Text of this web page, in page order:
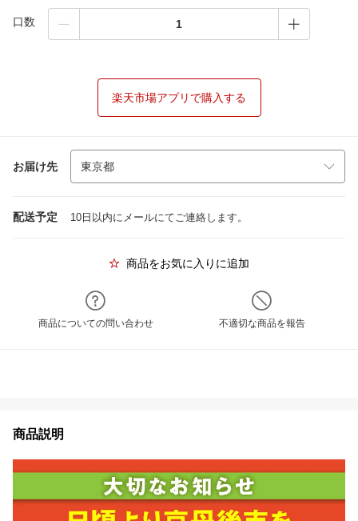
口数
楽天市場アプリで購入する
お届け先
配送予定 10日以内にメールにてご連絡します。
商品をお気に入りに追加
商品についての問い合わせ 不適切な商品を報告
商品説明